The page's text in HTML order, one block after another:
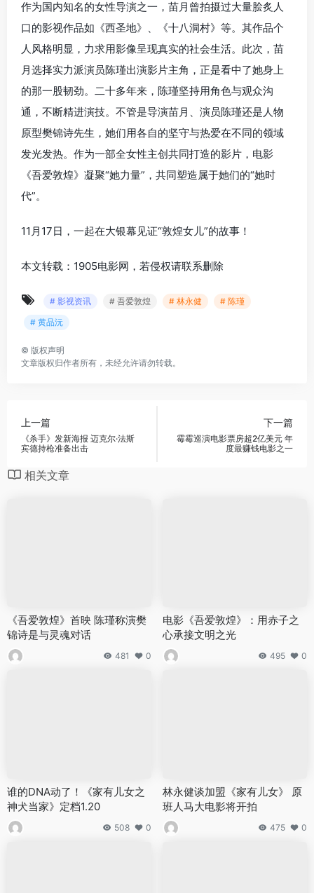
作为国内知名的女性导演之一，苗月曾拍摄过大量脍炙人
口的影视作品如《西圣地》、《十八洞村》等。其作品个
人风格明显，力求用影像呈现真实的社会生活。此次，苗
月选择实力派演员陈瑾出演影片主角，正是看中了她身上
的那一股韧劲。二十多年来，陈瑾坚持用角色与观众沟
通，不断精进演技。不管是导演苗月、演员陈瑾还是人物
原型樊锦诗先生，她们用各自的坚守与热爱在不同的领域
发光发热。作为一部全女性主创共同打造的影片，电影
《吾爱敦煌》凝聚“她力量”，共同塑造属于她们的“她时
代”。
11月17日，一起在大银幕见证“敦煌女儿”的故事！
本文转载：1905电影网，若侵权请联系删除
# 影视资讯 # 吾爱敦煌 # 林永健
# 陈瑾
# 黄品沅
© 版权声明
文章版权归作者所有，未经允许请勿转载。
上一篇
《杀手》发新海报 迈克尔·法斯
宾德持枪准备出击
下一篇
霉霉巡演电影票房超2亿美元 年
度最赚钱电影之一
相关文章
《吾爱敦煌》首映 陈瑾称演樊
锦诗是与灵魂对话
481 0
电影《吾爱敦煌》：用赤子之
心承接文明之光
495 0
谁的DNA动了！《家有儿女之
神犬当家》定档1.20
508 0
林永健谈加盟《家有儿女》 原
班人马大电影将开拍
475 0